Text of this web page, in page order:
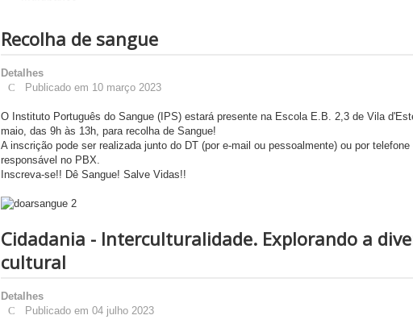
Recolha de sangue
Detalhes
Publicado em 10 março 2023
O Instituto Português do Sangue (IPS) estará presente na Escola E.B. 2,3 de Vila
maio, das 9h às 13h, para recolha de Sangue!
A inscrição pode ser realizada junto do DT (por e-mail ou pessoalmente) ou por telefone
responsável no PBX.
Inscreva-se!! Dê Sangue! Salve Vidas!!
Cidadania - Interculturalidade. Explorando a
cultural
Detalhes
Publicado em 04 julho 2023